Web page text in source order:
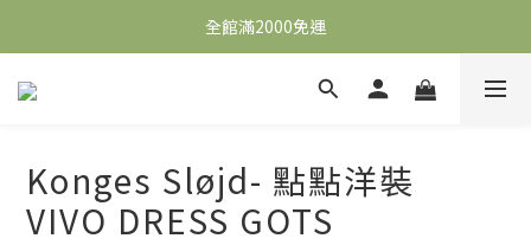
全館滿2000免運
全館滿2000免運
加入會員，即可獲得$100購物金，可立即於首購使用。
全館滿2000免運
Konges Sløjd- 點點洋裝
VIVO DRESS GOTS